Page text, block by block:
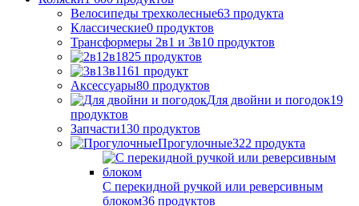
Велосипеды трехколесные63 продукта
Классические0 продуктов
Трансформеры 2в1 и 3в10 продуктов
2в1825 продуктов
3в1161 продукт
Аксессуары80 продуктов
Для двойни и погодок19
продуктов
Запчасти130 продуктов
Прогулочные322 продукта
С перекидной ручкой или реверсивным
блоком36 продуктов